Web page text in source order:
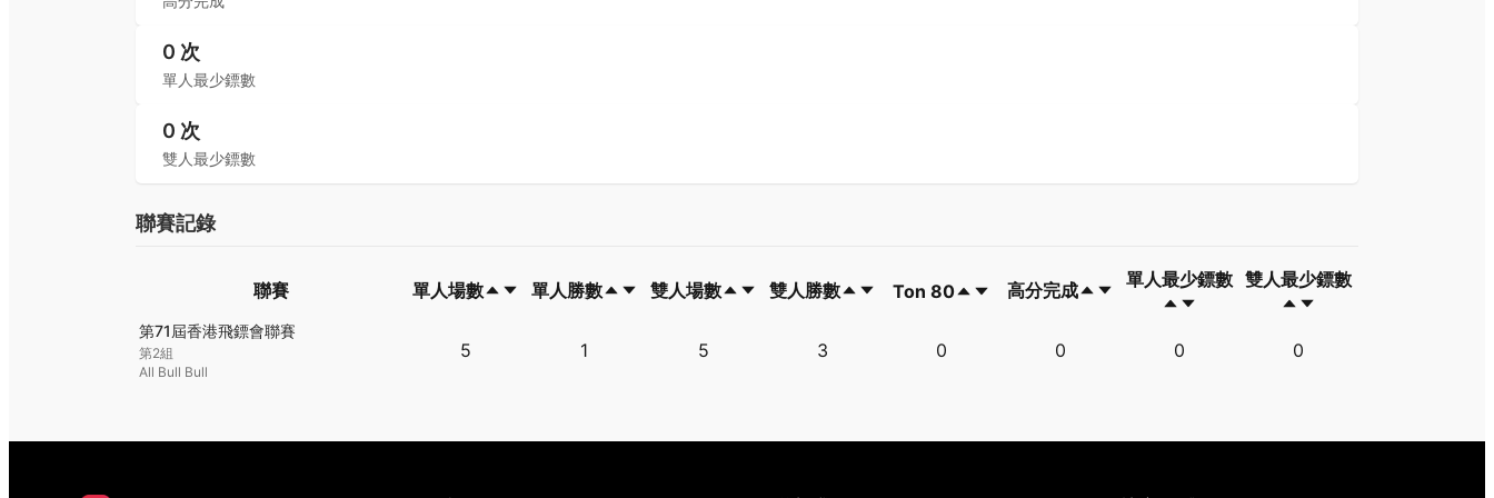
0 次
單人最少鏢數
0 次
雙人最少鏢數
聯賽記錄
聯賽 單人場數 單人勝數 雙人場數 雙人勝數 Ton 80 高分完成 單人最少鏢數 雙人最少鏢數
聯賽
第71屆香港飛鏢會聯賽
第2組
All Bull Bull
5 1 5 3 0 0 0 0